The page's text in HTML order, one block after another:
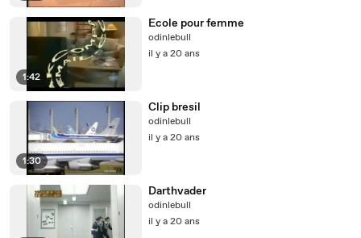
1:42
Ecole pour femme
odinlebull
il y a 20 ans
1:30
Clip bresil
odinlebull
il y a 20 ans
Darthvader
odinlebull
il y a 20 ans